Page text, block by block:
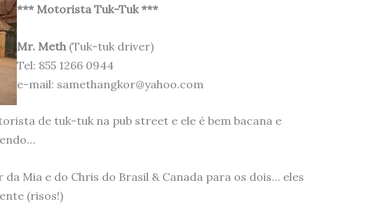
*** Motorista Tuk-Tuk ***
Mr. Meth(Tuk-tuk driver)
Tel: 855 1266 0944
e-mail: samethangkor@yahoo.com
de tuk-tuk na pub street e ele é bem bacana e
da Mia e do Chris do Brasil & Canada para os dois… eles
(risos!)